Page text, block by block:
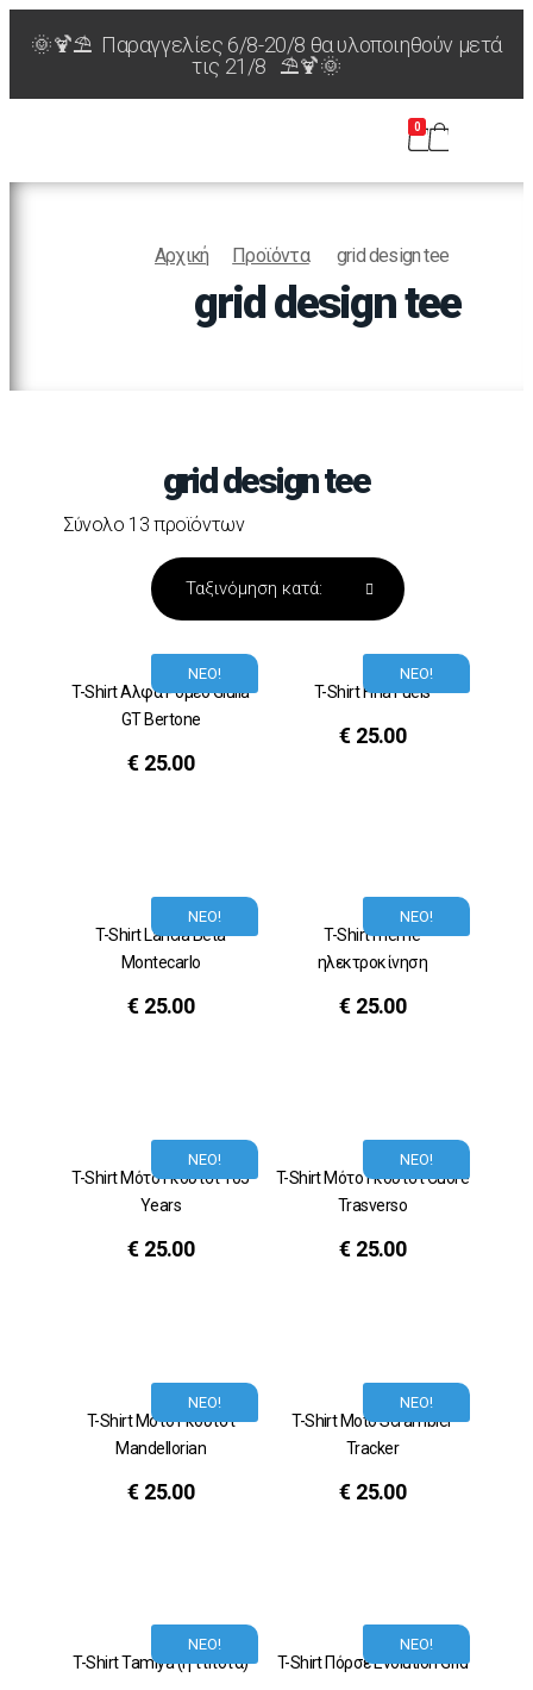
🌞🍹⛱️ Παραγγελίες 6/8-20/8 θα υλοποιηθούν μετά
τις 21/8 ⛱️🍹🌞
0
Αρχική Προϊόντα grid design tee
grid design tee
grid design tee
Σύνολο 13 προϊόντων
ΝΕΟ!
T-Shirt Αλφα Ρομεο Giulia
GT Bertone
€ 25.00
ΝΕΟ!
T-Shirt Fina Fuels
€ 25.00
ΝΕΟ!
T-Shirt Lancia Beta
Montecarlo
€ 25.00
ΝΕΟ!
T-Shirt meme
ηλεκτροκίνηση
€ 25.00
ΝΕΟ!
T-Shirt Μότο Γκούτσι 105
Years
€ 25.00
ΝΕΟ!
T-Shirt Μότο Γκούτσι Cuore
Trasverso
€ 25.00
ΝΕΟ!
T-Shirt Μότο Γκούτσι
Mandellorian
€ 25.00
ΝΕΟ!
T-Shirt Moto Scrambler
Tracker
€ 25.00
ΝΕΟ!
T-Shirt Tamiya (ή τίποτα)
ΝΕΟ!
T-Shirt Πόρσε Evolution Grid